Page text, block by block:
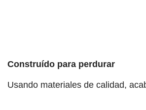
Construído para perdurar
Usando materiales de calidad,